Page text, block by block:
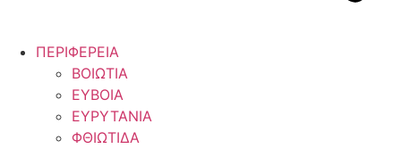
ΠΕΡΙΦΕΡΕΙΑ
ΒΟΙΩΤΙΑ
ΕΥΒΟΙΑ
ΕΥΡΥΤΑΝΙΑ
ΦΘΙΩΤΙΔΑ